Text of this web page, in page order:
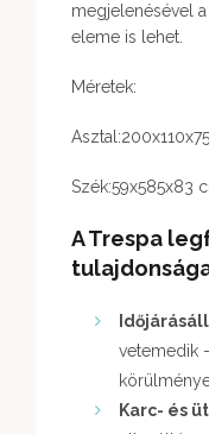
megjelenésével
eleme is lehet.
Méretek:
Szék:59x585x83
A Trespa
vetemedik
Karc- és